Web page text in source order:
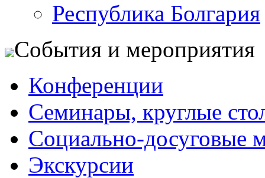
Республика Болгария
События и мероприятия
Конференции
Семинары, круглые
Социально-досуговые
Экскурсии